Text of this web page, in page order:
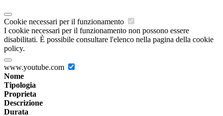
Cookie necessari per il funzionamento
I cookie necessari per il funzionamento non possono essere
disabilitati. È possibile consultare l'elenco nella pagina della cookie
policy.
www.youtube.com
Nome
Tipologia
Proprieta
Descrizione
Durata